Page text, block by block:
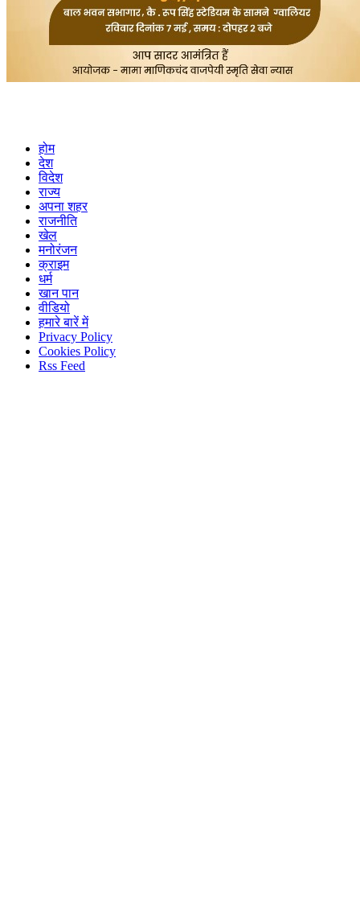
होम
देश
विदेश
राज्य
अपना शहर
राजनीति
खेल
मनोरंजन
क्राइम
धर्म
खान पान
वीडियो
हमारे बारें में
Privacy Policy
Cookies Policy
Rss Feed